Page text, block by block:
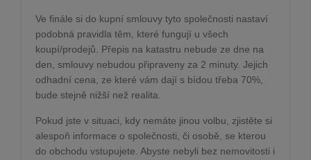
Ve finále si do kupní smlouvy tyto společnosti nastaví
podobná pravidla těm, které fungují u všech
koupí/prodejů. Přepis na katastru nebude ze dne na
den, smlouvy nebudou připraveny za 2 minuty. Jejich
odhadní cena, ze které vám dají s bídou třeba 70%,
bude stejně nižší než realita.
Pokud jste v situaci, kdy nemáte jinou volbu, zjistěte si
alespoň informace o společnosti, či osobě, se kterou
do obchodu vstupujete. Abyste nebyli bez nemovitosti i